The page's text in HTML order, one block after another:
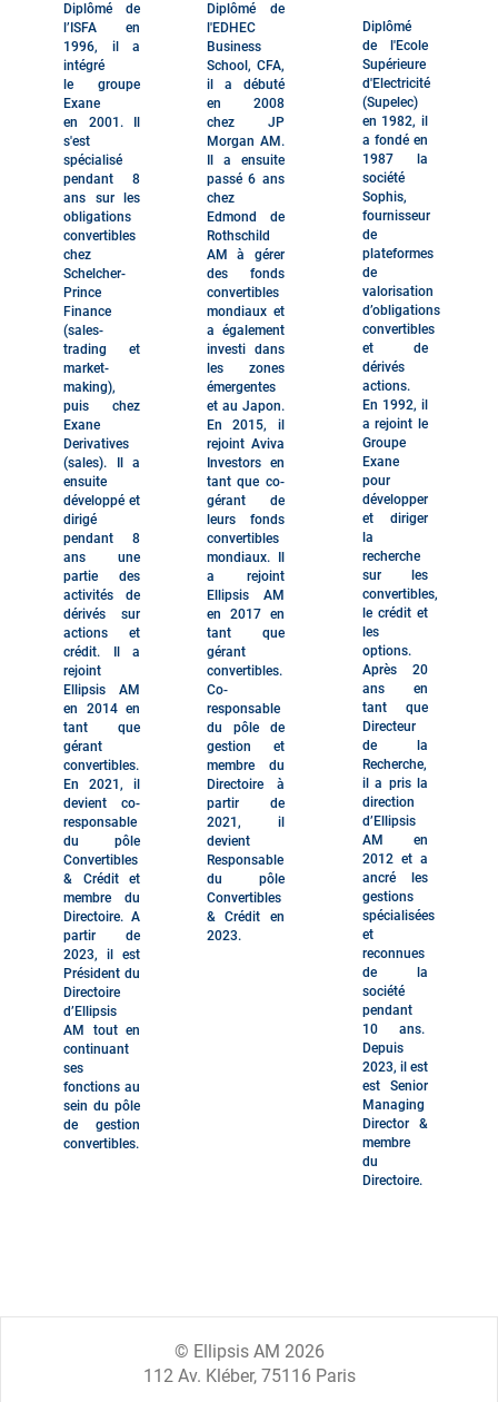
Diplômé de
l’ISFA en
1996, il a
intégré
le groupe
Exane
en 2001. Il
s'est
spécialisé
pendant 8
ans sur les
obligations
convertibles
chez
Schelcher-
Prince
Finance
(sales-
trading et
market-
making),
puis chez
Exane
Derivatives
(sales). Il a
ensuite
développé et
dirigé
pendant 8
ans une
partie des
activités de
dérivés sur
actions et
crédit. Il a
rejoint
Ellipsis AM
en 2014 en
tant que
gérant
convertibles.
En 2021, il
devient co-
responsable
du pôle
Convertibles
& Crédit et
membre du
Directoire. A
partir de
2023, il est
Président du
Directoire
d’Ellipsis
AM tout en
continuant
ses
fonctions au
sein du pôle
de gestion
convertibles.
Diplômé de
l'EDHEC
Business
School, CFA,
il a débuté
en 2008
chez JP
Morgan AM.
Il a ensuite
passé 6 ans
chez
Edmond de
Rothschild
AM à gérer
des fonds
convertibles
mondiaux et
a également
investi dans
les zones
émergentes
et au Japon.
En 2015, il
rejoint Aviva
Investors en
tant que co-
gérant de
leurs fonds
convertibles
mondiaux. Il
a rejoint
Ellipsis AM
en 2017 en
tant que
gérant
convertibles.
Co-
responsable
du pôle de
gestion et
membre du
Directoire à
partir de
2021, il
devient
Responsable
du pôle
Convertibles
& Crédit en
2023.
Diplômé
de l'Ecole
Supérieure
d'Electricité
(Supelec)
en 1982, il
a fondé en
1987 la
société
Sophis,
fournisseur
de
plateformes
de
valorisation
d’obligations
convertibles
et de
dérivés
actions.
En 1992, il
a rejoint le
Groupe
Exane
pour
développer
et diriger
la
recherche
sur les
convertibles,
le crédit et
les
options.
Après 20
ans en
tant que
Directeur
de la
Recherche,
il a pris la
direction
d’Ellipsis
AM en
2012 et a
ancré les
gestions
spécialisées
et
reconnues
de la
société
pendant
10 ans.
Depuis
2023, il est
est Senior
Managing
Director &
membre
du
Directoire.
© Ellipsis AM 2026
112 Av. Kléber, 75116 Paris